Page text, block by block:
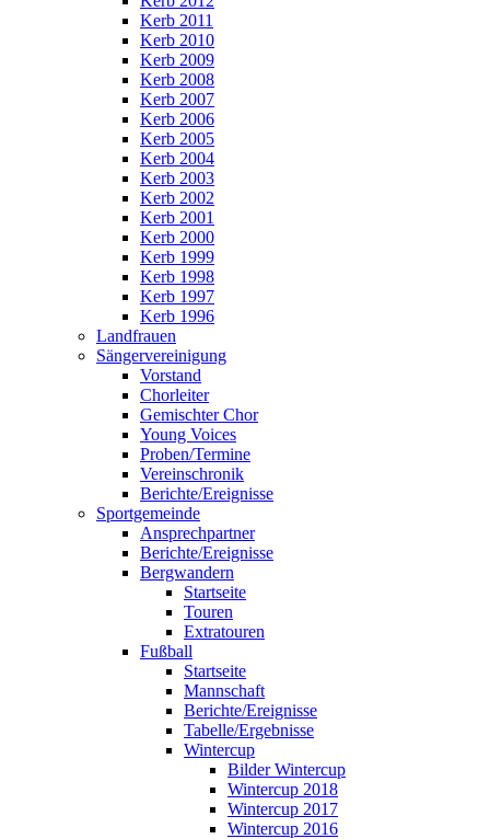
Kerb 2011
Kerb 2010
Kerb 2009
Kerb 2008
Kerb 2007
Kerb 2006
Kerb 2005
Kerb 2004
Kerb 2003
Kerb 2002
Kerb 2001
Kerb 2000
Kerb 1999
Kerb 1998
Kerb 1997
Kerb 1996
Landfrauen
Sängervereinigung
Vorstand
Chorleiter
Gemischter Chor
Young Voices
Proben/Termine
Vereinschronik
Berichte/Ereignisse
Sportgemeinde
Ansprechpartner
Berichte/Ereignisse
Bergwandern
Startseite
Touren
Extratouren
Fußball
Startseite
Mannschaft
Berichte/Ereignisse
Tabelle/Ergebnisse
Wintercup
Bilder Wintercup
Wintercup 2018
Wintercup 2017
Wintercup 2016